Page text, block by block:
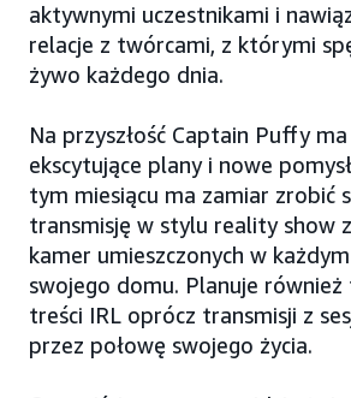
aktywnymi uczestnikami i
relacje z twórcami, z którymi
żywo każdego dnia.
Na przyszłość Captain Puffy
ekscytujące plany i nowe
tym miesiącu ma zamiar zrobić
transmisję w stylu reality show
kamer umieszczonych w
swojego domu. Planuje również
treści IRL oprócz transmisji z
przez połowę swojego życia.